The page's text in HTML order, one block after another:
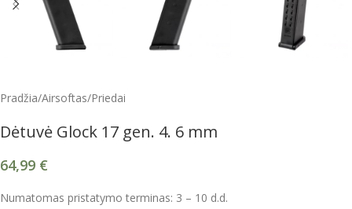
Pradžia/Airsoftas/Priedai
Dėtuvė Glock 17 gen. 4. 6 mm
64,99 €
Numatomas pristatymo terminas: 3 – 10 d.d.